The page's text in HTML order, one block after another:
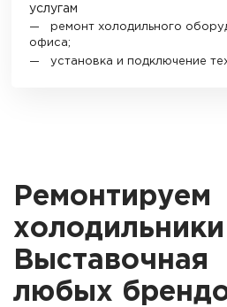
услугам
ремонт холодильного
офиса;
установка и подключение
Ремонтируем
Выставочная
любых